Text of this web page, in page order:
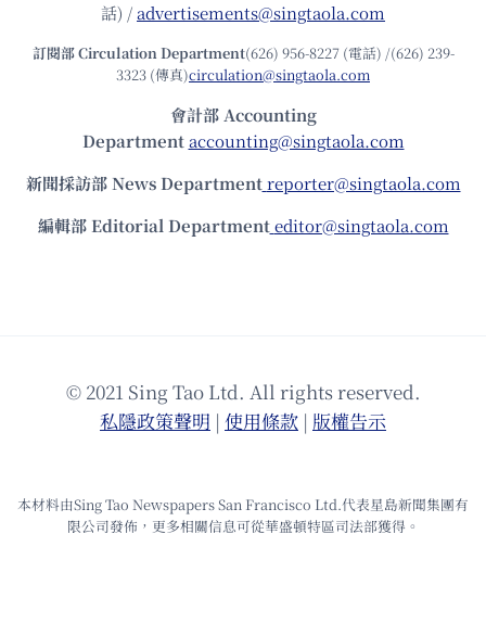
話) /advertisements@singtaola.com
訂閱部 Circulation Department(626) 956-8227 (電話) /(626) 239-
3323 (傳真)circulation@singtaola.com
會計部 Accounting
Department accounting@singtaola.com
新聞採訪部 News Department reporter@singtaola.com
編輯部 Editorial Department editor@singtaola.com
© 2021 Sing Tao Ltd. All rights reserved.
私隱政策聲明 | 使⽤條款 | 版權告⽰
本材料由Sing Tao Newspapers San Francisco Ltd.代表星島新聞集團有
限公司發佈，更多相關信息可從華盛頓特區司法部獲得。